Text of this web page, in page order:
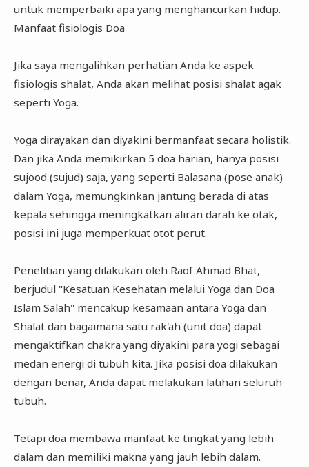
untuk memperbaiki apa yang menghancurkan hidup.
Manfaat fisiologis Doa
Jika saya mengalihkan perhatian Anda ke aspek
fisiologis shalat, Anda akan melihat posisi shalat agak
seperti Yoga.
Yoga dirayakan dan diyakini bermanfaat secara holistik.
Dan jika Anda memikirkan 5 doa harian, hanya posisi
sujood (sujud) saja, yang seperti Balasana (pose anak)
dalam Yoga, memungkinkan jantung berada di atas
kepala sehingga meningkatkan aliran darah ke otak,
posisi ini juga memperkuat otot perut.
Penelitian yang dilakukan oleh Raof Ahmad Bhat,
berjudul "Kesatuan Kesehatan melalui Yoga dan Doa
Islam Salah" mencakup kesamaan antara Yoga dan
Shalat dan bagaimana satu rak'ah (unit doa) dapat
mengaktifkan chakra yang diyakini para yogi sebagai
medan energi di tubuh kita. Jika posisi doa dilakukan
dengan benar, Anda dapat melakukan latihan seluruh
tubuh.
Tetapi doa membawa manfaat ke tingkat yang lebih
dalam dan memiliki makna yang jauh lebih dalam.